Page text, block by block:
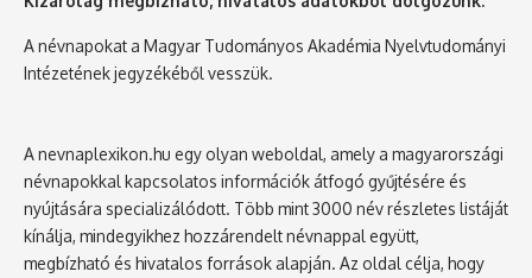
A névnapokat a Magyar Tudományos Akadémia Nyelvtudományi
Intézetének jegyzékéből vesszük.
A nevnaplexikon.hu egy olyan weboldal, amely a magyarországi
névnapokkal kapcsolatos információk átfogó gyűjtésére és
nyújtására specializálódott. Több mint 3000 név részletes listáját
kínálja, mindegyikhez hozzárendelt névnappal együtt,
megbízható és hivatalos források alapján. Az oldal célja, hogy